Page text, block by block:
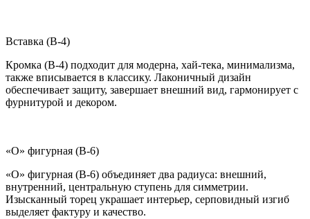
Вставка (B-4)
Кромка (B-4) подходит для модерна, хай-тека, минимализма,
также вписывается в классику. Лаконичный дизайн
обеспечивает защиту, завершает внешний вид, гармонирует с
фурнитурой и декором.
«О» фигурная (B-6)
«О» фигурная (B-6) объединяет два радиуса: внешний,
внутренний, центральную ступень для симметрии.
Изысканный торец украшает интерьер, серповидный изгиб
выделяет фактуру и качество.